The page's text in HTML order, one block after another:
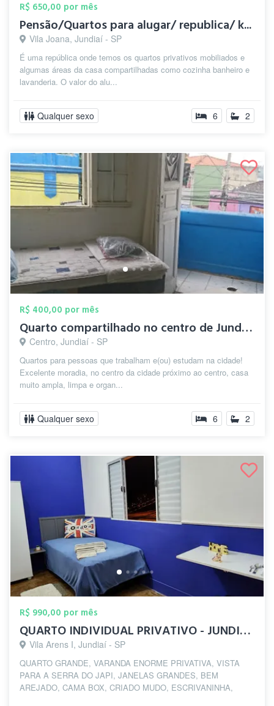
R$ 650,00 por mês
Pensão/Quartos para alugar/ republica/ k...
Vila Joana, Jundiaí - SP
É uma república onde temos os quartos privativos mobiliados e
algumas áreas da casa compartilhadas como cozinha banheiro e
lavanderia. O valor do alu...
Qualquer sexo 6 2
R$ 400,00 por mês
Quarto compartilhado no centro de Jundia...
Centro, Jundiaí - SP
Quartos para pessoas que trabalham e(ou) estudam na cidade!
Excelente moradia, no centro da cidade próximo ao centro, casa
muito ampla, limpa e organ...
Qualquer sexo 6 2
R$ 990,00 por mês
QUARTO INDIVIDUAL PRIVATIVO - JUNDIAI - ...
Vila Arens I, Jundiaí - SP
QUARTO GRANDE, VARANDA ENORME PRIVATIVA, VISTA
PARA A SERRA DO JAPI, JANELAS GRANDES, BEM
AREJADO, CAMA BOX, CRIADO MUDO, ESCRIVANINHA,